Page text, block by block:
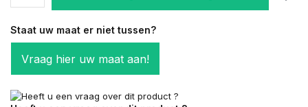
Staat uw maat er niet tussen?
Vraag hier uw maat aan!